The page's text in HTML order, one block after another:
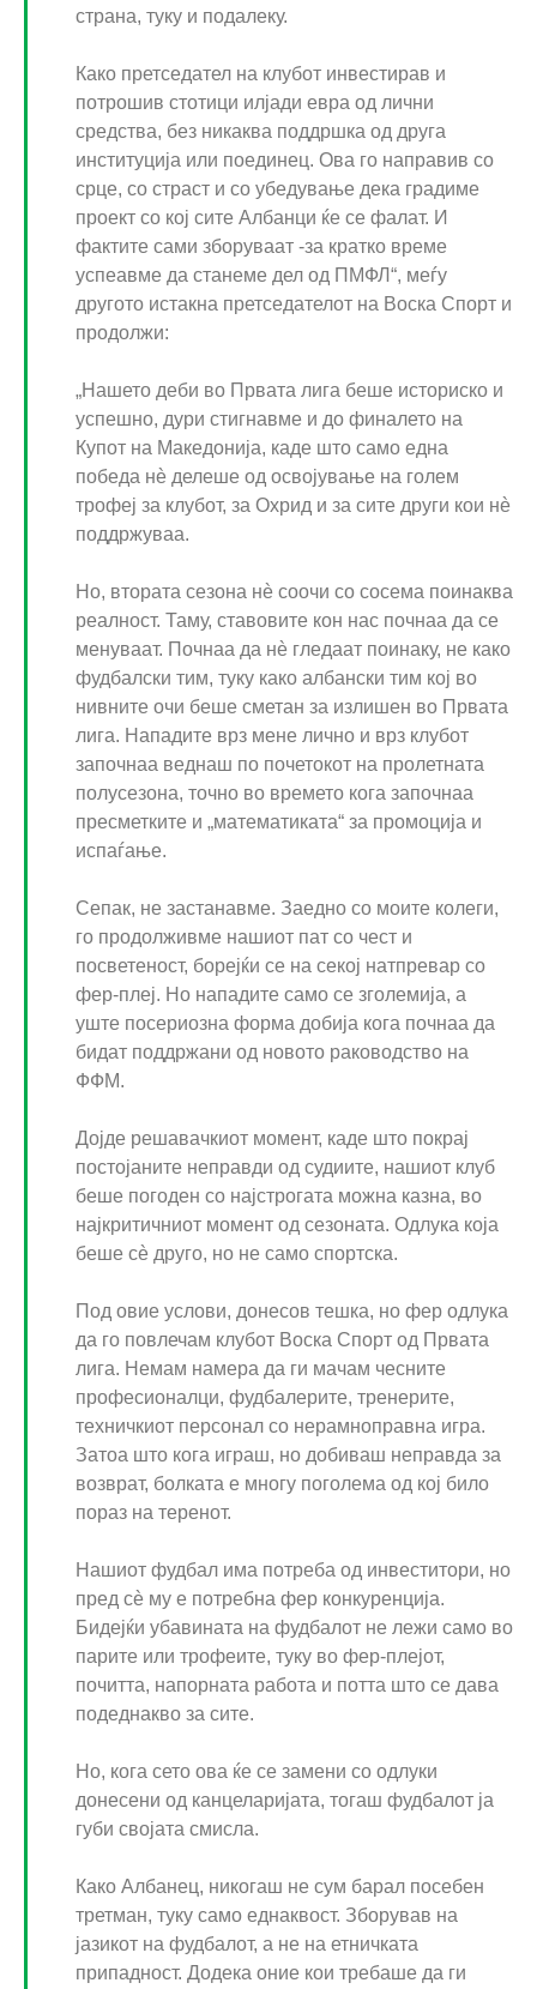
страна, туку и подалеку.
Како претседател на клубот инвестирав и
потрошив стотици илјади евра од лични
средства, без никаква поддршка од друга
институција или поединец. Ова го направив со
срце, со страст и со убедување дека градиме
проект со кој сите Албанци ќе се фалат. И
фактите сами зборуваат -за кратко време
успеавме да станеме дел од ПМФЛ“, меѓу
другото истакна претседателот на Воска Спорт и
продолжи:
„Нашето деби во Првата лига беше историско и
успешно, дури стигнавме и до финалето на
Купот на Македонија, каде што само една
победа нè делеше од освојување на голем
трофеј за клубот, за Охрид и за сите други кои нè
поддржуваа.
Но, втората сезона нè соочи со сосема поинаква
реалност. Таму, ставовите кон нас почнаа да се
менуваат. Почнаа да нè гледаат поинаку, не како
фудбалски тим, туку како албански тим кој во
нивните очи беше сметан за излишен во Првата
лига. Нападите врз мене лично и врз клубот
започнаа веднаш по почетокот на пролетната
полусезона, точно во времето кога започнаа
пресметките и „математиката“ за промоција и
испаѓање.
Сепак, не застанавме. Заедно со моите колеги,
го продолживме нашиот пат со чест и
посветеност, борејќи се на секој натпревар со
фер-плеј. Но нападите само се зголемија, а
уште посериозна форма добија кога почнаа да
бидат поддржани од новото раководство на
ФФМ.
Дојде решавачкиот момент, каде што покрај
постојаните неправди од судиите, нашиот клуб
беше погоден со најстрогата можна казна, во
најкритичниот момент од сезоната. Одлука која
беше сè друго, но не само спортска.
Под овие услови, донесов тешка, но фер одлука
да го повлечам клубот Воска Спорт од Првата
лига. Немам намера да ги мачам чесните
професионалци, фудбалерите, тренерите,
техничкиот персонал со нерамноправна игра.
Затоа што кога играш, но добиваш неправда за
возврат, болката е многу поголема од кој било
пораз на теренот.
Нашиот фудбал има потреба од инвеститори, но
пред сè му е потребна фер конкуренција.
Бидејќи убавината на фудбалот не лежи само во
парите или трофеите, туку во фер-плејот,
почитта, напорната работа и потта што се дава
подеднакво за сите.
Но, кога сето ова ќе се замени со одлуки
донесени од канцеларијата, тогаш фудбалот ја
губи својата смисла.
Како Албанец, никогаш не сум барал посебен
третман, туку само еднаквост. Зборував на
јазикот на фудбалот, а не на етничката
припадност. Додека оние кои требаше да ги